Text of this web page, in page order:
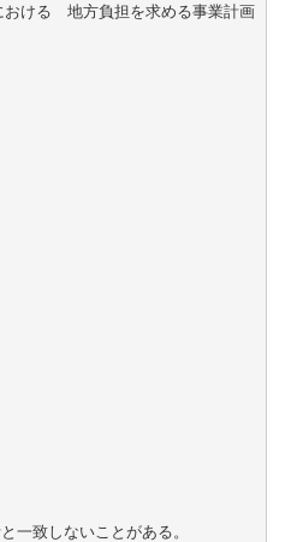
ける 地方負担を求める事業計画
一致しないことがある。